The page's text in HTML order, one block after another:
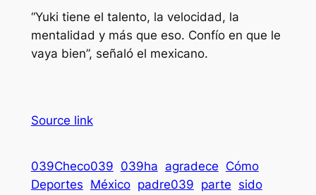
“Yuki tiene el talento, la velocidad, la
mentalidad y más que eso. Confío en que le
vaya bien”, señaló el mexicano.
Source link
039Checo039 039ha agradece Cómo
Deportes México padre039 parte sido